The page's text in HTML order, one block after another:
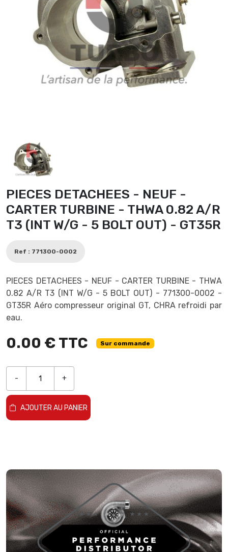
PIECES DETACHEES - NEUF -
CARTER TURBINE - THWA 0.82 A/R
T3 (INT W/G - 5 BOLT OUT) - GT35R
Ref : 771300-0002
PIECES DETACHEES - NEUF - CARTER TURBINE - THWA
0.82 A/R T3 (INT W/G - 5 BOLT OUT) - 771300-0002 -
GT35R Aéro compresseur original GT, CHRA refroidi par
eau.
0.00 € TTC Sur commande
- +
AJOUTER AU PANIER